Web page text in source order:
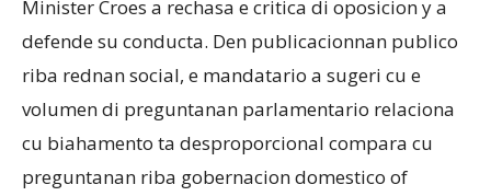
Minister Croes a rechasa e critica di oposicion y a
defende su conducta. Den publicacionnan publico
riba rednan social, e mandatario a sugeri cu e
volumen di preguntanan parlamentario relaciona
cu biahamento ta desproporcional compara cu
preguntanan riba gobernacion domestico of